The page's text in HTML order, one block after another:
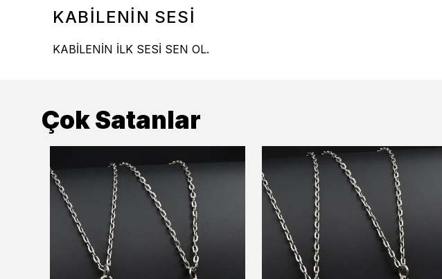
KABİLENİN SESİ
KABİLENİN İLK SESİ SEN OL.
Çok Satanlar